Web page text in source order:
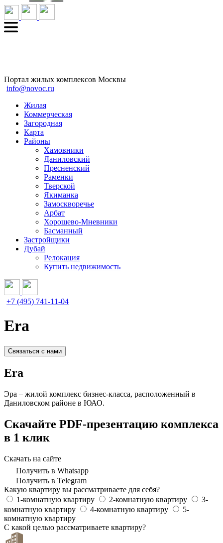
Портал жилых комплексов Москвы
info@novoc.ru
Жилая
Коммерческая
Загородная
Карта
Районы
Хамовники
Даниловский
Пресненский
Раменки
Тверской
Якиманка
Замоскворечье
Арбат
Хорошево-Мневники
Басманный
Застройщики
Дубай
Релокация
Купить недвижимость
+7 (495) 741-11-04
Era
Связаться с нами
Era
Эра – жилой комплекс бизнес-класса, расположенный в
Даниловском районе в ЮАО.
Скачайте PDF-презентацию комплекса
в 1 клик
Скачать на сайте
Получить в Whatsapp
Получить в Telegram
Какую квартиру вы рассматриваете для себя?
1-комнатную квартиру
2-комнатную квартиру
3-
комнатную квартиру
4-комнатную квартиру
5-
комнатную квартиру
С какой целью рассматриваете квартиру?